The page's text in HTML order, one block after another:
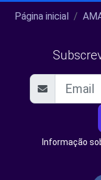
Página inicial
Informação